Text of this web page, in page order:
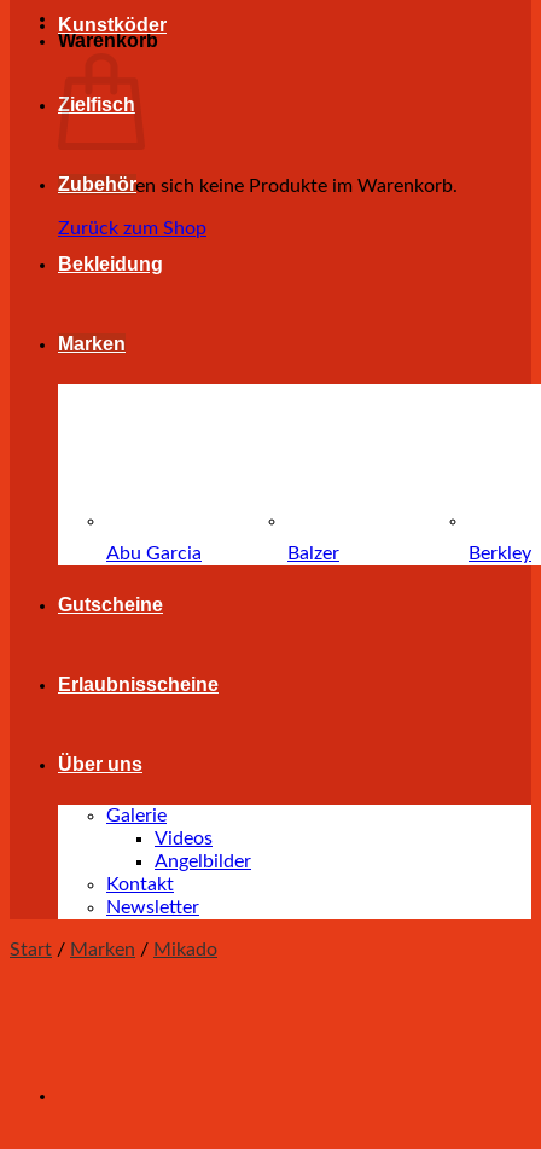
Warenkorb
Es befinden sich keine Produkte im Warenkorb.
Zurück zum Shop
Kunstköder
Zielfisch
Zubehör
Bekleidung
Marken
Abu Garcia Balzer Berkley
Gutscheine
Erlaubnisscheine
Über uns
Galerie
Videos
Angelbilder
Kontakt
Newsletter
Start / Marken / Mikado